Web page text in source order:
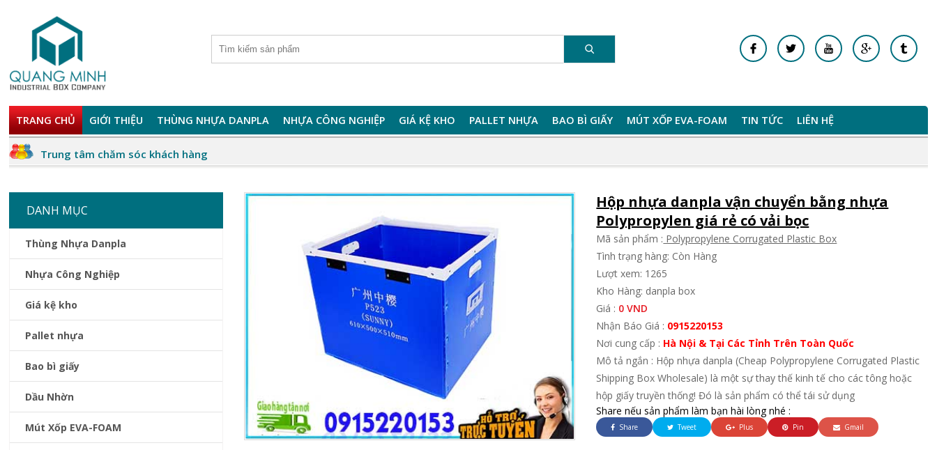
TRANG CHỦ GIỚI THIỆU THÙNG NHỰA DANPLA NHỰA CÔNG NGHIỆP GIÁ KỆ KHO PALLET NHỰA BAO BÌ GIẤY MÚT XỐP EVA-FOAM TIN TỨC LIÊN HỆ
Trung tâm chăm sóc khách hàng
DANH MỤC
Thùng Nhựa Danpla
Nhựa Công Nghiệp
Giá kệ kho
Pallet nhựa
Bao bì giấy
Dầu Nhờn
Mút Xốp EVA-FOAM
Hộp nhựa danpla vận chuyển bằng nhựa
Polypropylen giá rẻ có vải bọc
Mã sản phẩm : Polypropylene Corrugated Plastic Box
Tình trạng hàng: Còn Hàng
Lượt xem: 1265
Kho Hàng: danpla box
Giá : 0 VND
Nhận Báo Giá : 0915220153
Nơi cung cấp : Hà Nội & Tại Các Tỉnh Trên Toàn Quốc
Mô tả ngắn : Hộp nhựa danpla (Cheap Polypropylene Corrugated Plastic
Shipping Box Wholesale) là một sự thay thế kinh tế cho các tông hoặc
hộp giấy truyền thống! Đó là sản phẩm có thể tái sử dụng
Share nếu sản phẩm làm bạn hài lòng nhé :
Share Tweet Plus Pin Gmail